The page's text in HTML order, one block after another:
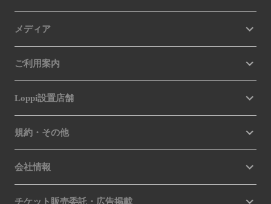
メディア
ご利用案内
Loppi設置店舗
規約・その他
会社情報
チケット販売委託・広告掲載